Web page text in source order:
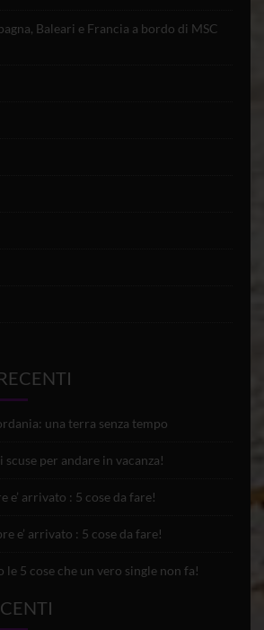
Baleari e Francia a bordo di MSC
una terra senza tempo
scuse per andare in vacanza!
e’ arrivato : 5 cose da fare!
e’ arrivato : 5 cose da fare!
le 5 cose che un vero single non fa!